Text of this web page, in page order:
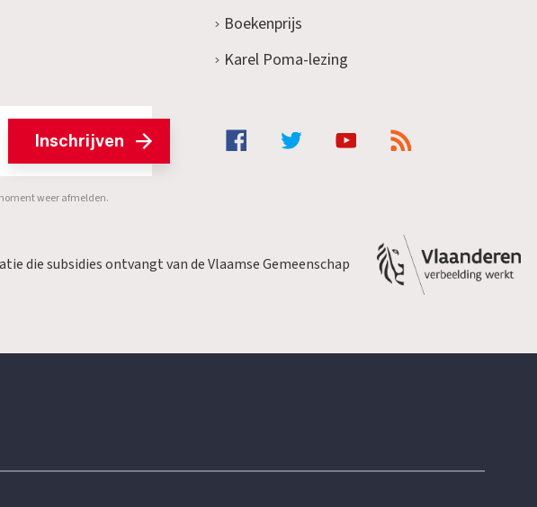
Boekenprijs
Karel Poma-lezing
Inschrijven
weer afmelden.
die subsidies ontvangt van de Vlaamse Gemeenschap